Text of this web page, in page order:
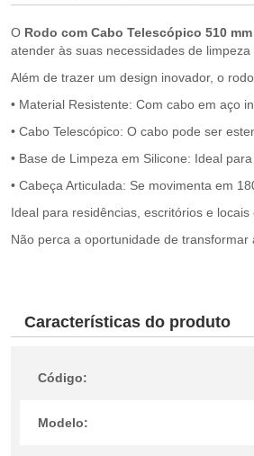
O Rodo com Cabo Telescópico 510
atender às suas necessidades de
Além de trazer um design inovador, o
• Material Resistente: Com cabo em aço
• Cabo Telescópico: O cabo pode ser
• Base de Limpeza em Silicone: Ideal
• Cabeça Articulada: Se movimenta em
Ideal para residências, escritórios e
Não perca a oportunidade de
Características do produto
Código:
Modelo: